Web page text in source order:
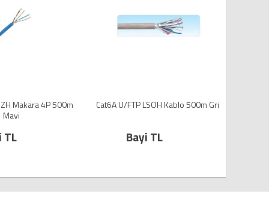
Makara 4P 500m
Mavi
TL
Cat6A U/FTP LSOH Kablo 500m Gri
Bayi TL